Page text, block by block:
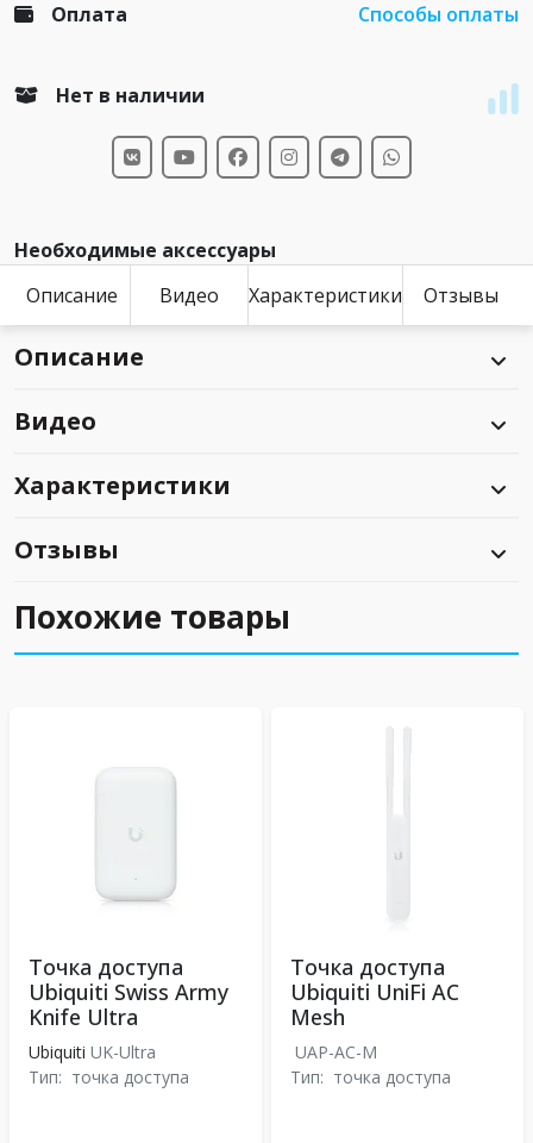
Оплата Способы оплаты
Нет в наличии
Необходимые аксессуары
Описание
Видео Характеристики Отзывы
Описание
Видео
Характеристики
Отзывы
Похожие товары
Точка доступа
Ubiquiti Swiss Army
Knife Ultra
Ubiquiti UK-Ultra
Тип: точка доступа
Точка доступа
Ubiquiti UniFi AC
Mesh
UAP-AC-M
Тип: точка доступа